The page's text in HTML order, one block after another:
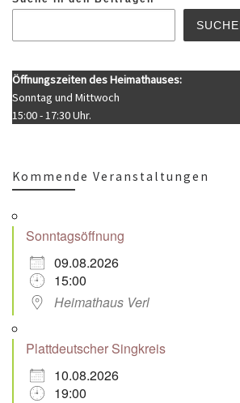
Öffnungszeiten des Heimathauses:
Sonntag und Mittwoch
15:00 - 17:30 Uhr.
Kommende Veranstaltungen
Sonntagsöffnung
09.08.2026
15:00
Heimathaus Verl
Plattdeutscher Singkreis
10.08.2026
19:00